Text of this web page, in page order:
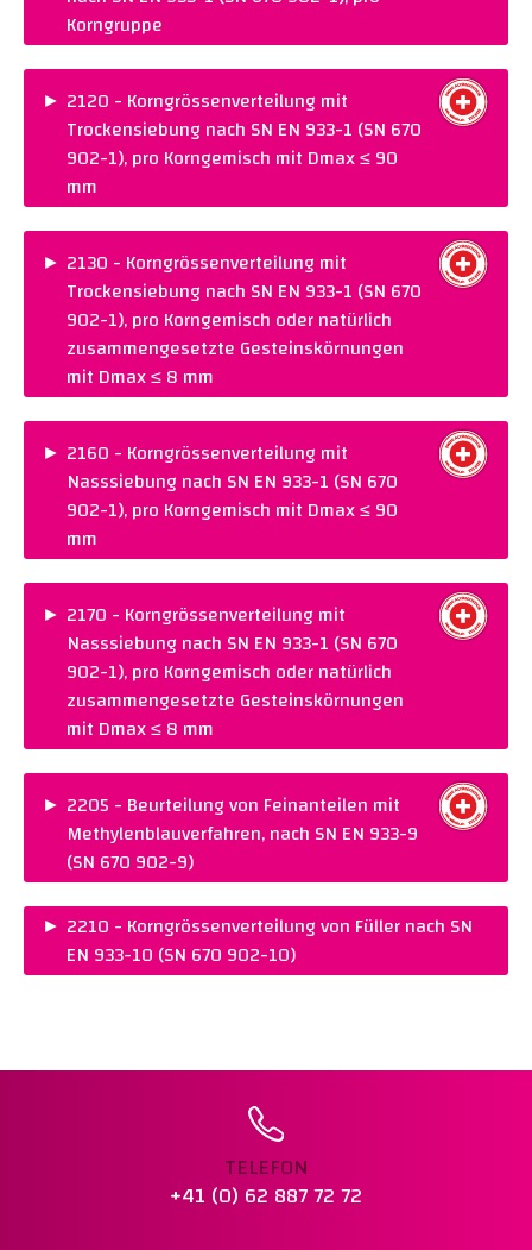
Korngruppe
PREIS :CHF 255.00
NORM :SN EN 933-1 (SN 670 902-1)
Warenkorb legen
► 2120 - Korngrössenverteilung mit
Trockensiebung nach SN EN 933-1 (SN 670
902-1), pro Korngemisch mit Dmax ≤ 90
mm
PREIS :CHF 240.00
NORM :SN EN 933-1 (SN 670 902-1)
Warenkorb legen
► 2130 - Korngrössenverteilung mit
Trockensiebung nach SN EN 933-1 (SN 670
902-1), pro Korngemisch oder natürlich
zusammengesetzte Gesteinskörnungen
mit Dmax ≤ 8 mm
PREIS :CHF 215.00
NORM :SN EN 933-1 (SN 670 902-1)
Warenkorb legen
► 2160 - Korngrössenverteilung mit
Nasssiebung nach SN EN 933-1 (SN 670
902-1), pro Korngemisch mit Dmax ≤ 90
mm
PREIS :CHF 395.00
NORM :SN EN 933-1 (SN 670 902-1)
Warenkorb legen
► 2170 - Korngrössenverteilung mit
Nasssiebung nach SN EN 933-1 (SN 670
902-1), pro Korngemisch oder natürlich
zusammengesetzte Gesteinskörnungen
mit Dmax ≤ 8 mm
PREIS :CHF 320.00
NORM :SN EN 933-1 (SN 670 902-1)
Warenkorb legen
► 2205 - Beurteilung von Feinanteilen mit
Methylenblauverfahren, nach SN EN 933-9
(SN 670 902-9)
PREIS :CHF 200.00
NORM :SN EN 933-9 (SN 670 902-9)
Warenkorb legen
► 2210 - Korngrössenverteilung von Füller nach SN
EN 933-10 (SN 670 902-10)
REMARKS :Preis auf Anfrage
Warenkorb legen
TELEFON
+41 (0) 62 887 72 72